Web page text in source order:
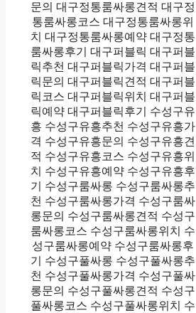
문의 대구정통룸싸롱견적 대구정
통룸싸롱코스 대구정통룸싸롱위
치 대구정통룸싸롱예약 대구정통
룸싸롱후기 대구퍼블릭 대구퍼블
릭추천 대구퍼블릭가격 대구퍼블
릭문의 대구퍼블릭견적 대구퍼블
릭코스 대구퍼블릭위치 대구퍼블
릭예약 대구퍼블릭후기 수성구유
흥 수성구유흥추천 수성구유흥가
격 수성구유흥문의 수성구유흥견
적 수성구유흥코스 수성구유흥위
치 수성구유흥예약 수성구유흥후
기 수성구룸싸롱 수성구룸싸롱추
천 수성구룸싸롱가격 수성구룸싸
롱문의 수성구룸싸롱견적 수성구
룸싸롱코스 수성구룸싸롱위치 수
성구룸싸롱예약 수성구룸싸롱후
기 수성구풀싸롱 수성구풀싸롱추
천 수성구풀싸롱가격 수성구풀싸
롱문의 수성구풀싸롱견적 수성구
풀싸롱코스 수성구풀싸롱위치 수